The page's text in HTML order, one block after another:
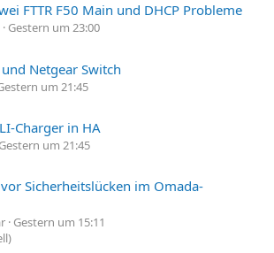
FTTR F50 Main und DHCP Probleme
Gestern um 23:00
Netgear Switch
um 21:45
Charger in HA
Gestern um 21:45
Sicherheitslücken im Omada-
Gestern um 15:11